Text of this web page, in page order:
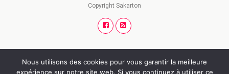
Copyright Sakarton
Nous utilisons des cookies pour vous garantir la meilleure
expérience sur notre site web. Si vous continuez à utiliser ce
Retour au début